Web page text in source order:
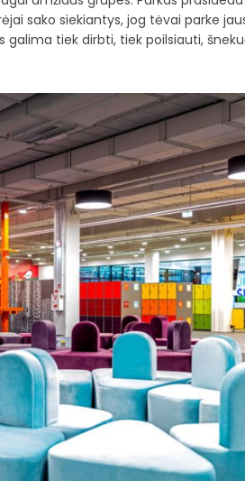
sako siekiantys, jog tėvai parke
galima tiek dirbti, tiek poilsiauti,